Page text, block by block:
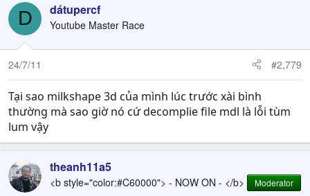
D dátupercf
Youtube Master Race
24/7/11 #2,779
Tại sao milkshape 3d của mình lúc trước xài bình
thường mà sao giờ nó cứ decomplie file mdl là lỗi tùm
lum vậy
theanh11a5
<b style="color:#C60000"> - NOW ON - </b> Moderator